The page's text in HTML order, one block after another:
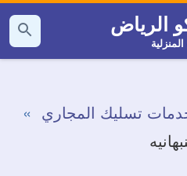
الرياض
بحث
عن
تسليك المجاري